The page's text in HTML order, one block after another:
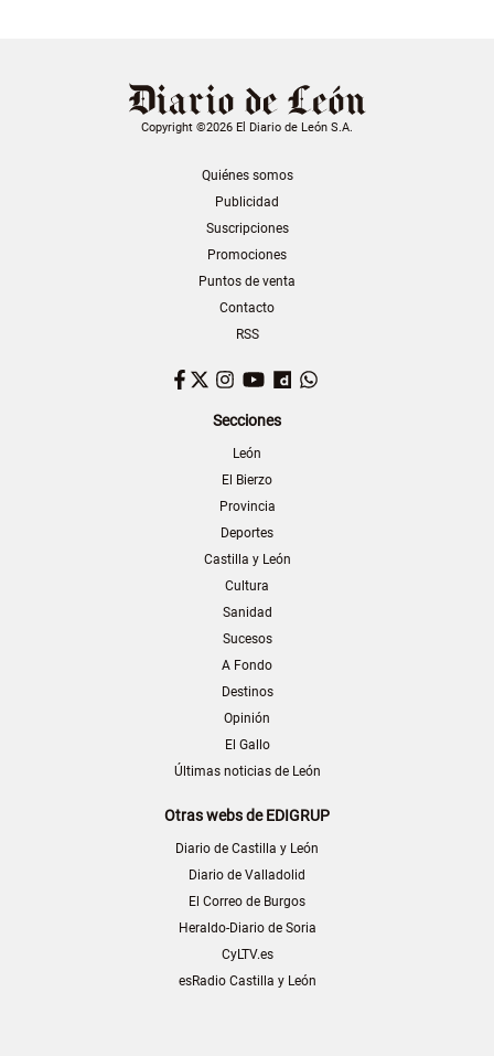
Copyright ©2026 El Diario de León S.A.
Quiénes somos
Publicidad
Suscripciones
Promociones
Puntos de venta
Contacto
RSS
Facebook
TwitterInstagram
YouTubeDailymotion
Secciones
León
El Bierzo
Provincia
Deportes
Castilla y León
Cultura
Sanidad
Sucesos
A Fondo
Destinos
Opinión
El Gallo
Últimas noticias de León
Otras webs de EDIGRUP
Diario de Castilla y León
Diario de Valladolid
El Correo de Burgos
Heraldo-Diario de Soria
CyLTV.es
esRadio Castilla y León